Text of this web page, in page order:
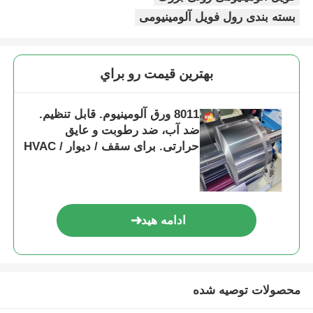
بسته بندی رول فویل آلومینیومی
بهترين قيمت رو براي
8011 ورق آلومینیوم. قابل تنظیم.
ضد آب، ضد رطوبت و عایق
حرارتی. برای سقف / دیوار / HVAC
ادامه هید
محصولات توصیه شده